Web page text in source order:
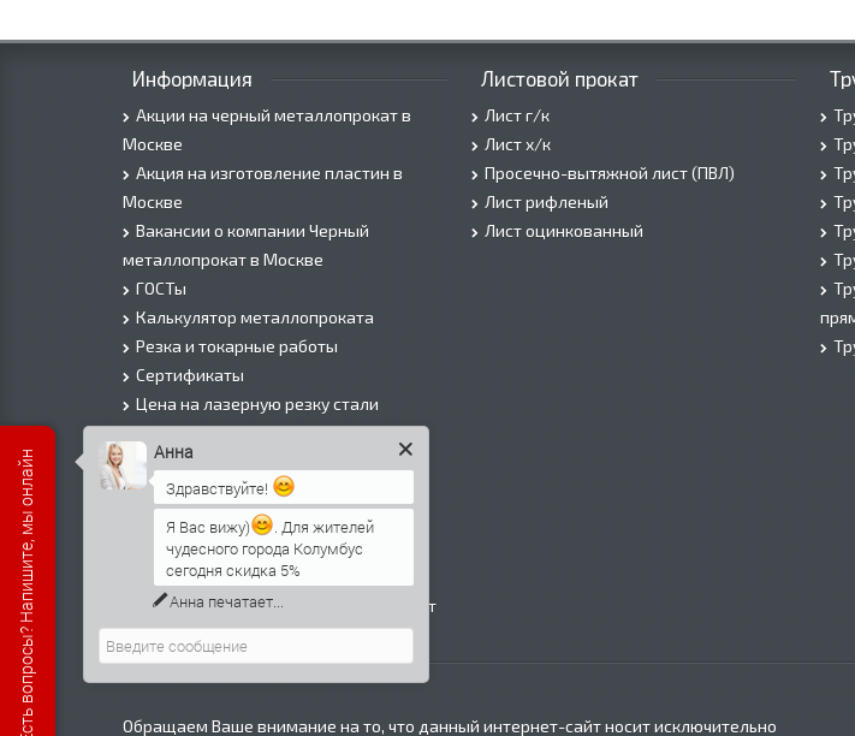
Информация
Акции на черный металлопрокат в
Москве
Акция на изготовление пластин в
Москве
Вакансии о компании Черный
металлопрокат в Москве
ГОСТы
Калькулятор металлопроката
Резка и токарные работы
Сертификаты
Цена на лазерную резку стали
Цена на плазменую резку стали
Цена на резку газом или болгаркой
О Компании
Информация о доставке
Политика безопасности
Контакты
Прайс лист на черный металлопрокат
в Москве
Листовой прокат
Лист г/к
Лист х/к
Просечно-вытяжной лист (ПВЛ)
Лист рифленый
Лист оцинкованный
Обращаем Ваше внимание на то, что данный интернет-сайт носит исключительно
Есть вопросы? Напишите, мы онлайн Анна
Здравствуйте!
Я Вас вижу)
. Для жителей
чудесного города Колумбус
сегодня скидка 5%
Анна печатает...